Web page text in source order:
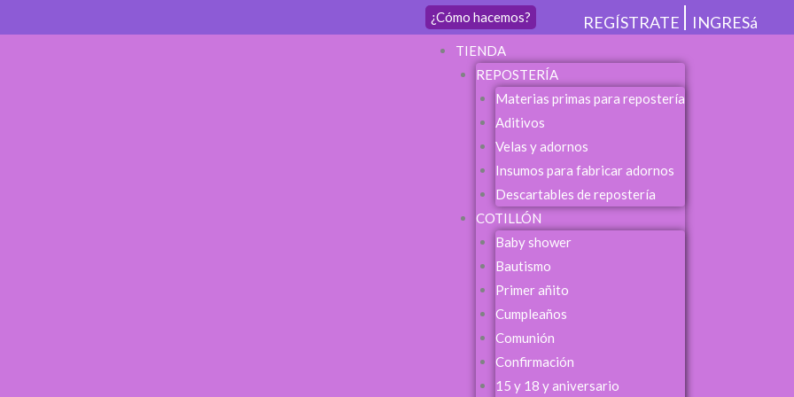
¿Cómo hacemos? REGÍSTRATE INGRESá
TIENDA
REPOSTERÍA
Materias primas para repostería
Aditivos
Velas y adornos
Insumos para fabricar adornos
Descartables de repostería
COTILLÓN
Baby shower
Bautismo
Primer añito
Cumpleaños
Comunión
Confirmación
15 y 18 y aniversario
Menu